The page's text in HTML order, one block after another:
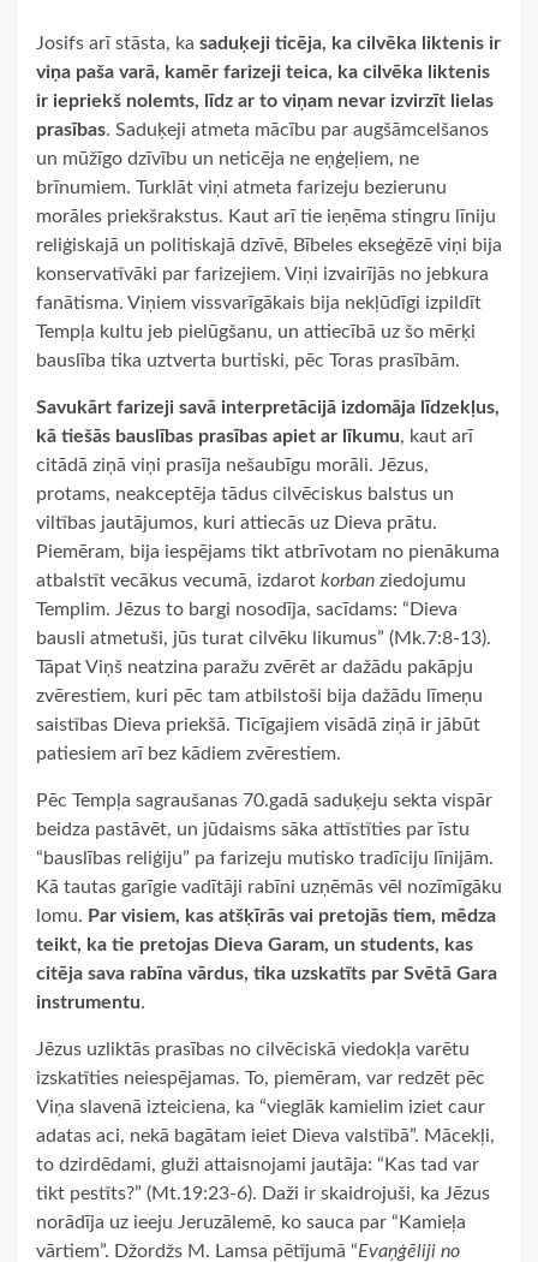
Josifs arī stāsta, ka saduķeji ticēja, ka cilvēka liktenis ir
viņa paša varā, kamēr farizeji teica, ka cilvēka liktenis
ir iepriekš nolemts, līdz ar to viņam nevar izvirzīt lielas
prasības. Saduķeji atmeta mācību par augšāmcelšanos
un mūžīgo dzīvību un neticēja ne eņģeļiem, ne
brīnumiem. Turklāt viņi atmeta farizeju bezierunu
morāles priekšrakstus. Kaut arī tie ieņēma stingru līniju
reliģiskajā un politiskajā dzīvē, Bībeles ekseģēzē viņi bija
konservatīvāki par farizejiem. Viņi izvairījās no jebkura
fanātisma. Viņiem vissvarīgākais bija nekļūdīgi izpildīt
Tempļa kultu jeb pielūgšanu, un attiecībā uz šo mērķi
bauslība tika uztverta burtiski, pēc Toras prasībām.
Savukārt farizeji savā interpretācijā izdomāja līdzekļus,
kā tiešās bauslības prasības apiet ar līkumu, kaut arī
citādā ziņā viņi prasīja nešaubīgu morāli. Jēzus,
protams, neakceptēja tādus cilvēciskus balstus un
viltības jautājumos, kuri attiecās uz Dieva prātu.
Piemēram, bija iespējams tikt atbrīvotam no pienākuma
atbalstīt vecākus vecumā, izdarot korban ziedojumu
Templim. Jēzus to bargi nosodīja, sacīdams: “Dieva
bausli atmetuši, jūs turat cilvēku likumus” (Mk.7:8-13).
Tāpat Viņš neatzina paražu zvērēt ar dažādu pakāpju
zvērestiem, kuri pēc tam atbilstoši bija dažādu līmeņu
saistības Dieva priekšā. Ticīgajiem visādā ziņā ir jābūt
patiesiem arī bez kādiem zvērestiem.
Pēc Tempļa sagraušanas 70.gadā saduķeju sekta vispār
beidza pastāvēt, un jūdaisms sāka attīstīties par īstu
“bauslības reliģiju” pa farizeju mutisko tradīciju līnijām.
Kā tautas garīgie vadītāji rabīni uzņēmās vēl nozīmīgāku
lomu. Par visiem, kas atšķīrās vai pretojās tiem, mēdza
teikt, ka tie pretojas Dieva Garam, un students, kas
citēja sava rabīna vārdus, tika uzskatīts par Svētā Gara
instrumentu.
Jēzus uzliktās prasības no cilvēciskā viedokļa varētu
izskatīties neiespējamas. To, piemēram, var redzēt pēc
Viņa slavenā izteiciena, ka “vieglāk kamielim iziet caur
adatas aci, nekā bagātam ieiet Dieva valstībā”. Mācekļi,
to dzirdēdami, gluži attaisnojami jautāja: “Kas tad var
tikt pestīts?” (Mt.19:23-6). Daži ir skaidrojuši, ka Jēzus
norādīja uz ieeju Jeruzālemē, ko sauca par “Kamieļa
vārtiem”. Džordžs M. Lamsa pētījumā “Evaņģēliji no